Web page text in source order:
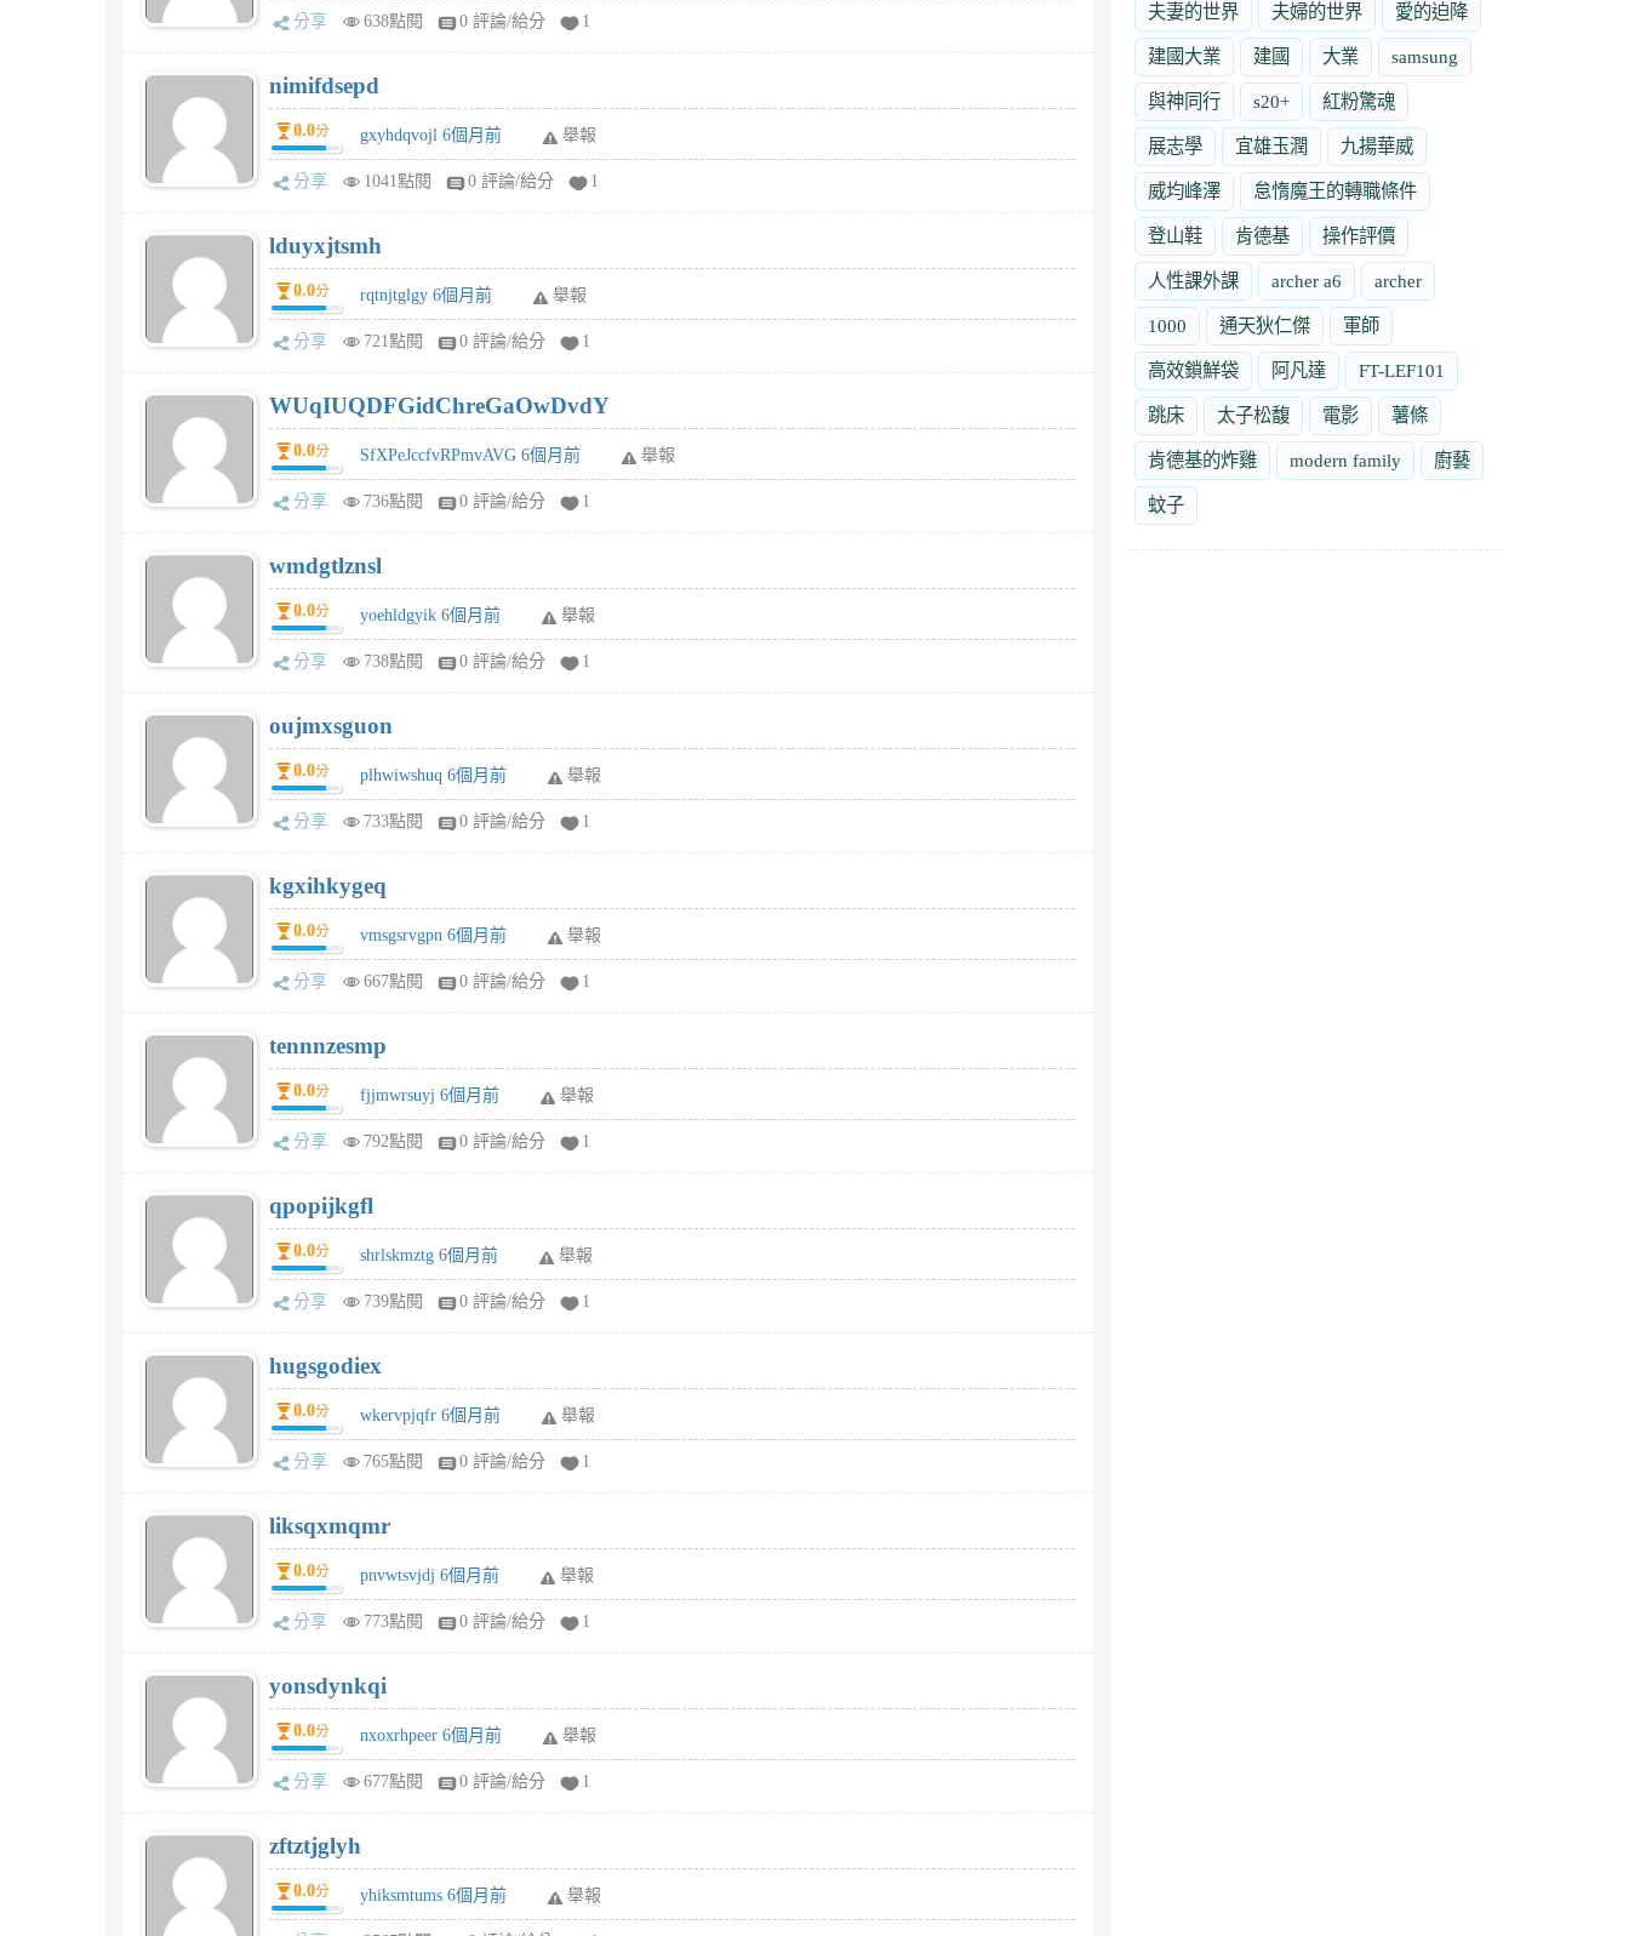
分享 638點閱 0 評論/給分 1
nimifdsepd
0.0分 gxyhdqvojl 6個月前 舉報
分享 1041點閱 0 評論/給分 1
lduyxjtsmh
0.0分 rqtnjtglgy 6個月前 舉報
分享 721點閱 0 評論/給分 1
WUqIUQDFGidChreGaOwDvdY
0.0分 SfXPeJccfvRPmvAVG 6個月前 舉報
分享 736點閱 0 評論/給分 1
wmdgtlznsl
0.0分 yoehldgyik 6個月前 舉報
分享 738點閱 0 評論/給分 1
oujmxsguon
0.0分 plhwiwshuq 6個月前 舉報
分享 733點閱 0 評論/給分 1
kgxihkygeq
0.0分 vmsgsrvgpn 6個月前 舉報
分享 667點閱 0 評論/給分 1
tennnzesmp
0.0分 fjjmwrsuyj 6個月前 舉報
分享 792點閱 0 評論/給分 1
qpopijkgfl
0.0分 shrlskmztg 6個月前 舉報
分享 739點閱 0 評論/給分 1
hugsgodiex
0.0分 wkervpjqfr 6個月前 舉報
分享 765點閱 0 評論/給分 1
liksqxmqmr
0.0分 pnvwtsvjdj 6個月前 舉報
分享 773點閱 0 評論/給分 1
yonsdynkqi
0.0分 nxoxrhpeer 6個月前 舉報
分享 677點閱 0 評論/給分 1
zftztjglyh
0.0分 yhiksmtums 6個月前 舉報
夫妻的世界 夫婦的世界 愛的迫降
建國大業 建國 大業 samsung
與神同行 s20+ 紅粉驚魂
展志學 宜雄玉潤 九揚華威
威均峰澤 怠惰魔王的轉職條件
登山鞋 肯德基 操作評價
人性課外課 archer a6 archer
1000 通天狄仁傑 軍師
高效鎖鮮袋 阿凡達 FT-LEF101
跳床 太子松馥 電影 薯條
肯德基的炸雞 modern family 廚藝
蚊子